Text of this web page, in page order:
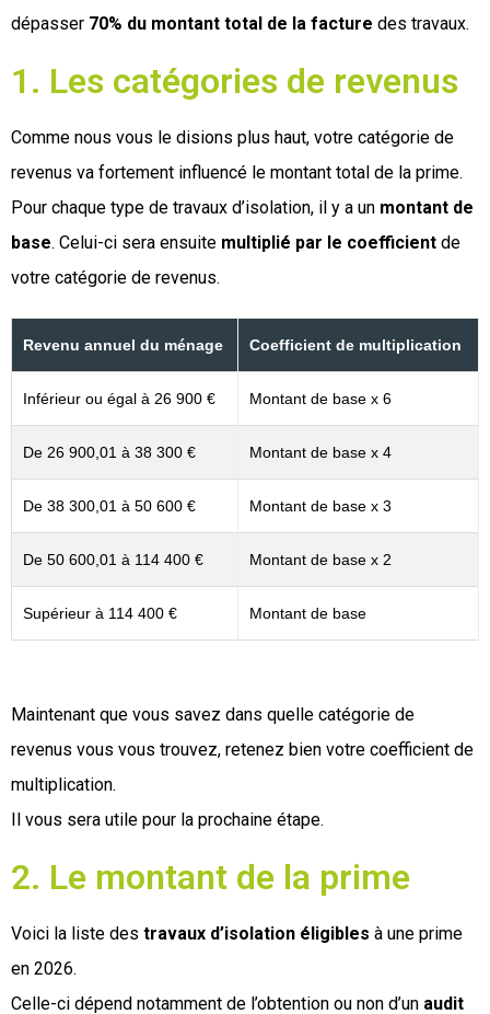
dépasser 70% du montant total de la facture des travaux.
1. Les catégories de revenus
Comme nous vous le disions plus haut, votre catégorie de
revenus va fortement influencé le montant total de la prime.
Pour chaque type de travaux d’isolation, il y a un montant de
base. Celui-ci sera ensuite multiplié par le coefficient de
votre catégorie de revenus.
Revenu annuel du ménage Coefficient de multiplication
Inférieur ou égal à 26 900 € Montant de base x 6
De 26 900,01 à 38 300 € Montant de base x 4
De 38 300,01 à 50 600 € Montant de base x 3
De 50 600,01 à 114 400 € Montant de base x 2
Supérieur à 114 400 € Montant de base
Maintenant que vous savez dans quelle catégorie de
revenus vous vous trouvez, retenez bien votre coefficient de
multiplication.
Il vous sera utile pour la prochaine étape.
2. Le montant de la prime
Voici la liste des travaux d’isolation éligibles à une prime
en 2026.
Celle-ci dépend notamment de l’obtention ou non d’un audit